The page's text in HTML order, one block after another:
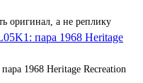
оригинал, а не реплику
1968 Heritage Recreation